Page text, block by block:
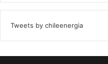
Tweets by chileenergia